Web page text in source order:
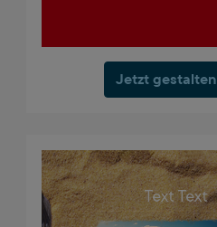
Jetzt gestalten